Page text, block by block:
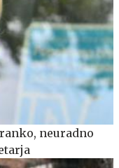
neuradno